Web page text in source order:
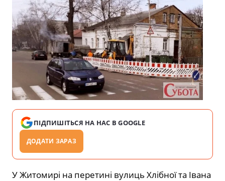
ПІДПИШІТЬСЯ НА НАС В GOOGLE
ДОДАТИ ЗАРАЗ
У Житомирі на перетині вулиць Хлібної та Івана